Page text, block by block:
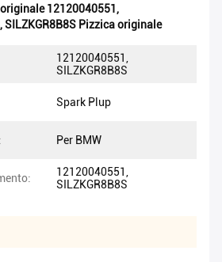
12120040551 ,
,SILZKGR8B8S Pizzica originale
12120040551,
SILZKGR8B8S
Spark Plup
Per BMW
12120040551,
SILZKGR8B8S